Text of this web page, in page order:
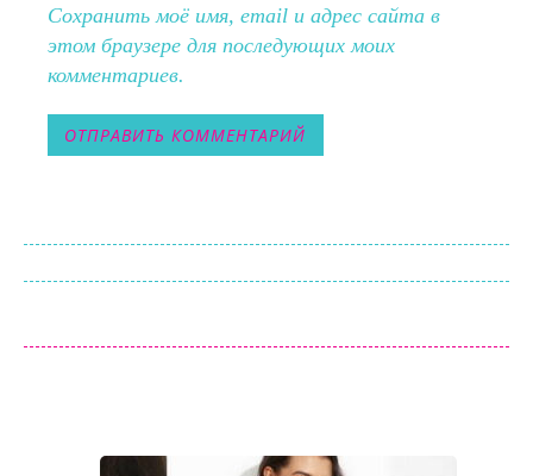
Сохранить моё имя, email и адрес сайта в
этом браузере для последующих моих
комментариев.